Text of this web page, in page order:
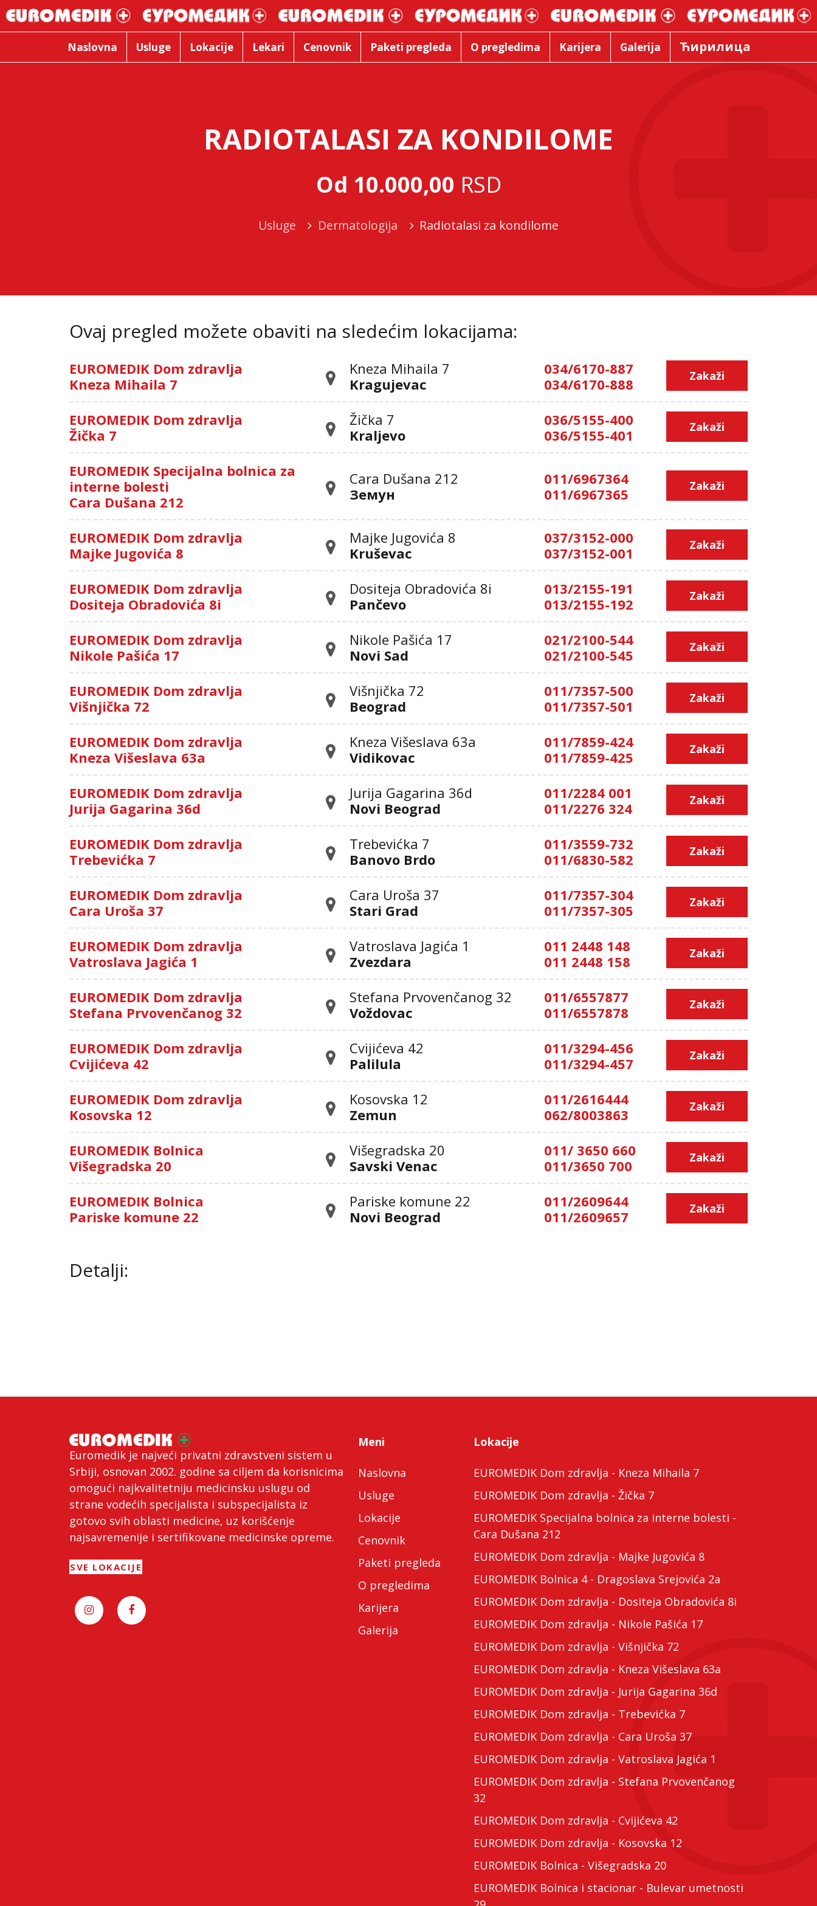
Naslovna Usluge Lokacije Lekari Cenovnik Paketi pregleda O pregledima Karijera Galerija Ћирилица
RADIOTALASI ZA KONDILOME
Od 10.000,00 RSD
Usluge Dermatologija Radiotalasi za kondilome
Ovaj pregled možete obaviti na sledećim lokacijama:
EUROMEDIK Dom zdravlja
Kneza Mihaila 7
Kneza Mihaila 7
Kragujevac
034/6170-887
034/6170-888
Zakaži
EUROMEDIK Dom zdravlja
Žička 7
Žička 7
Kraljevo
036/5155-400
036/5155-401
Zakaži
EUROMEDIK Specijalna bolnica za
interne bolesti
Cara Dušana 212
Cara Dušana 212
Земун
011/6967364
011/6967365
Zakaži
EUROMEDIK Dom zdravlja
Majke Jugovića 8
Majke Jugovića 8
Kruševac
037/3152-000
037/3152-001
Zakaži
EUROMEDIK Dom zdravlja
Dositeja Obradovića 8i
Dositeja Obradovića 8i
Pančevo
013/2155-191
013/2155-192
Zakaži
EUROMEDIK Dom zdravlja
Nikole Pašića 17
Nikole Pašića 17
Novi Sad
021/2100-544
021/2100-545
Zakaži
EUROMEDIK Dom zdravlja
Višnjička 72
Višnjička 72
Beograd
011/7357-500
011/7357-501
Zakaži
EUROMEDIK Dom zdravlja
Kneza Višeslava 63a
Kneza Višeslava 63a
Vidikovac
011/7859-424
011/7859-425
Zakaži
EUROMEDIK Dom zdravlja
Jurija Gagarina 36d
Jurija Gagarina 36d
Novi Beograd
011/2284 001
011/2276 324
Zakaži
EUROMEDIK Dom zdravlja
Trebevićka 7
Trebevićka 7
Banovo Brdo
011/3559-732
011/6830-582
Zakaži
EUROMEDIK Dom zdravlja
Cara Uroša 37
Cara Uroša 37
Stari Grad
011/7357-304
011/7357-305
Zakaži
EUROMEDIK Dom zdravlja
Vatroslava Jagića 1
Vatroslava Jagića 1
Zvezdara
011 2448 148
011 2448 158
Zakaži
EUROMEDIK Dom zdravlja
Stefana Prvovenčanog 32
Stefana Prvovenčanog 32
Voždovac
011/6557877
011/6557878
Zakaži
EUROMEDIK Dom zdravlja
Cvijićeva 42
Cvijićeva 42
Palilula
011/3294-456
011/3294-457
Zakaži
EUROMEDIK Dom zdravlja
Kosovska 12
Kosovska 12
Zemun
011/2616444
062/8003863
Zakaži
EUROMEDIK Bolnica
Višegradska 20
Višegradska 20
Savski Venac
011/ 3650 660
011/3650 700
Zakaži
EUROMEDIK Bolnica
Pariske komune 22
Pariske komune 22
Novi Beograd
011/2609644
011/2609657
Zakaži
Detalji:
Euromedik je najveći privatni zdravstveni sistem u
Srbiji, osnovan 2002. godine sa ciljem da korisnicima
omogući najkvalitetniju medicinsku uslugu od
strane vodećih specijalista i subspecijalista iz
gotovo svih oblasti medicine, uz korišćenje
najsavremenije i sertifikovane medicinske opreme.
SVE LOKACIJE
Meni
Naslovna
Usluge
Lokacije
Cenovnik
Paketi pregleda
O pregledima
Karijera
Galerija
Lokacije
EUROMEDIK Dom zdravlja - Kneza Mihaila 7
EUROMEDIK Dom zdravlja - Žička 7
EUROMEDIK Specijalna bolnica za interne bolesti -
Cara Dušana 212
EUROMEDIK Dom zdravlja - Majke Jugovića 8
EUROMEDIK Bolnica 4 - Dragoslava Srejovića 2a
EUROMEDIK Dom zdravlja - Dositeja Obradovića 8i
EUROMEDIK Dom zdravlja - Nikole Pašića 17
EUROMEDIK Dom zdravlja - Višnjička 72
EUROMEDIK Dom zdravlja - Kneza Višeslava 63a
EUROMEDIK Dom zdravlja - Jurija Gagarina 36d
EUROMEDIK Dom zdravlja - Trebevićka 7
EUROMEDIK Dom zdravlja - Cara Uroša 37
EUROMEDIK Dom zdravlja - Vatroslava Jagića 1
EUROMEDIK Dom zdravlja - Stefana Prvovenčanog
32
EUROMEDIK Dom zdravlja - Cvijićeva 42
EUROMEDIK Dom zdravlja - Kosovska 12
EUROMEDIK Bolnica - Višegradska 20
EUROMEDIK Bolnica i stacionar - Bulevar umetnosti